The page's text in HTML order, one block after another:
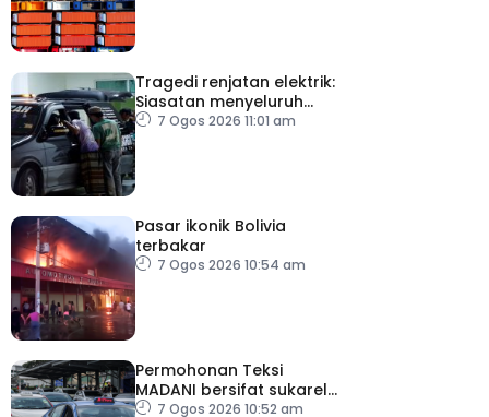
Tragedi renjatan elektrik:
Siasatan menyeluruh
dijalankan
7 Ogos 2026 11:01 am
Pasar ikonik Bolivia
terbakar
7 Ogos 2026 10:54 am
Permohonan Teksi
MADANI bersifat sukarela,
teksi sedia ada dibenar
7 Ogos 2026 10:52 am